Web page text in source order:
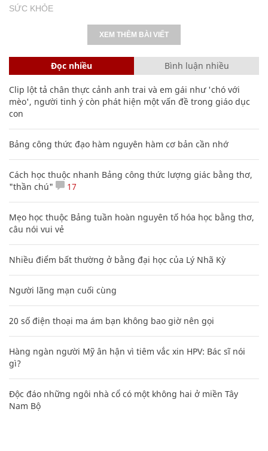
SỨC KHỎE
XEM THÊM BÀI VIẾT
Đọc nhiều Bình luận nhiều
Clip lột tả chân thực cảnh anh trai và em gái như 'chó với
mèo', người tinh ý còn phát hiện một vấn đề trong giáo dục
con
Bảng công thức đạo hàm nguyên hàm cơ bản cần nhớ
Cách học thuộc nhanh Bảng công thức lượng giác bằng thơ,
"thần chú"
17
Mẹo học thuộc Bảng tuần hoàn nguyên tố hóa học bằng thơ,
câu nói vui vẻ
Nhiều điểm bất thường ở bằng đại học của Lý Nhã Kỳ
Người lãng mạn cuối cùng
20 số điện thoại ma ám bạn không bao giờ nên gọi
Hàng ngàn người Mỹ ân hận vì tiêm vắc xin HPV: Bác sĩ nói
gì?
Độc đáo những ngôi nhà cổ có một không hai ở miền Tây
Nam Bộ